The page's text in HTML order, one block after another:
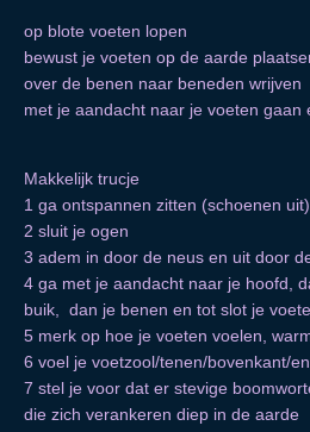
op blote voeten lopen
bewust je voeten op de aarde
over de benen naar beneden wrijven
met je aandacht naar je voeten gaan
Makkelijk trucje
1 ga ontspannen zitten (schoenen uit)
2 sluit je ogen
3 adem in door de neus en uit door
4 ga met je aandacht naar je hoofd,
buik, dan je benen en tot slot je
5 merk op hoe je voeten voelen,
6 voel je voetzool/tenen/bovenkant/
7 stel je voor dat er stevige
die zich verankeren diep in de aarde